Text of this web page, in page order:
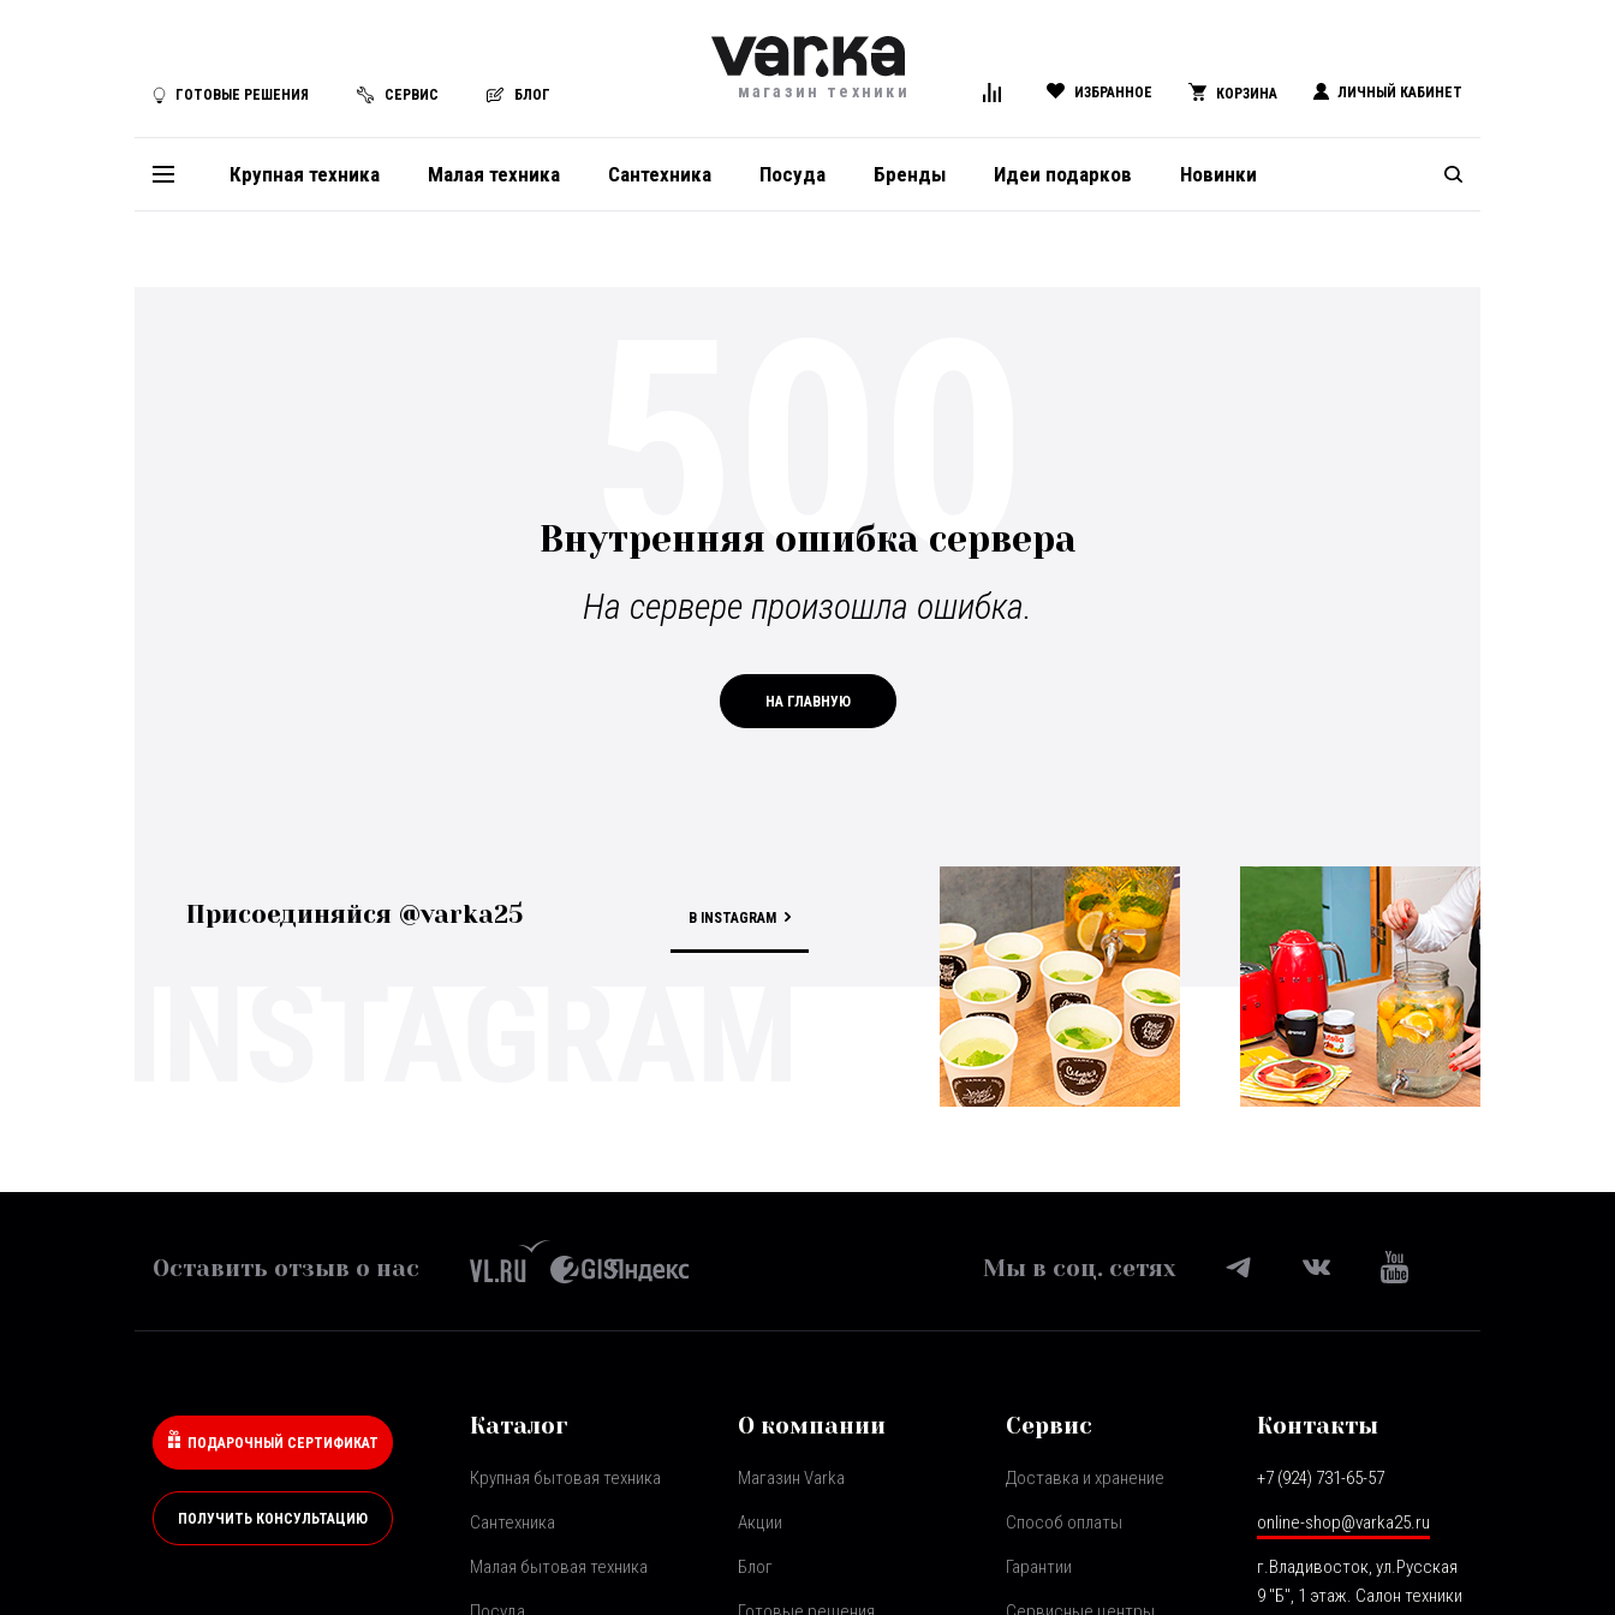
ГОТОВЫЕ РЕШЕНИЯ СЕРВИС БЛОГ магазин техники ИЗБРАННОЕ КОРЗИНА ЛИЧНЫЙ КАБИНЕТ
Крупная техника Малая техника Сантехника Посуда Бренды Идеи подарков Новинки
Внутренняя ошибка сервера
На сервере произошла ошибка.
НА ГЛАВНУЮ
500
Присоединяйся @varka25 В INSTAGRAM
Оставить отзыв о нас Мы в соц. сетях
ПОДАРОЧНЫЙ СЕРТИФИКАТ
ПОЛУЧИТЬ КОНСУЛЬТАЦИЮ
Каталог
Крупная бытовая техника
Сантехника
Малая бытовая техника
О компании
Магазин Varka
Акции
Блог
Сервис
Доставка и хранение
Способ оплаты
Гарантии
Контакты
+7 (924) 731-65-57
online-shop@varka25.ru
г.Владивосток, ул.Русская
9 "Б", 1 этаж. Салон техники